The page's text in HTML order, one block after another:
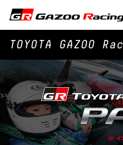
TOYOTA GAZOO